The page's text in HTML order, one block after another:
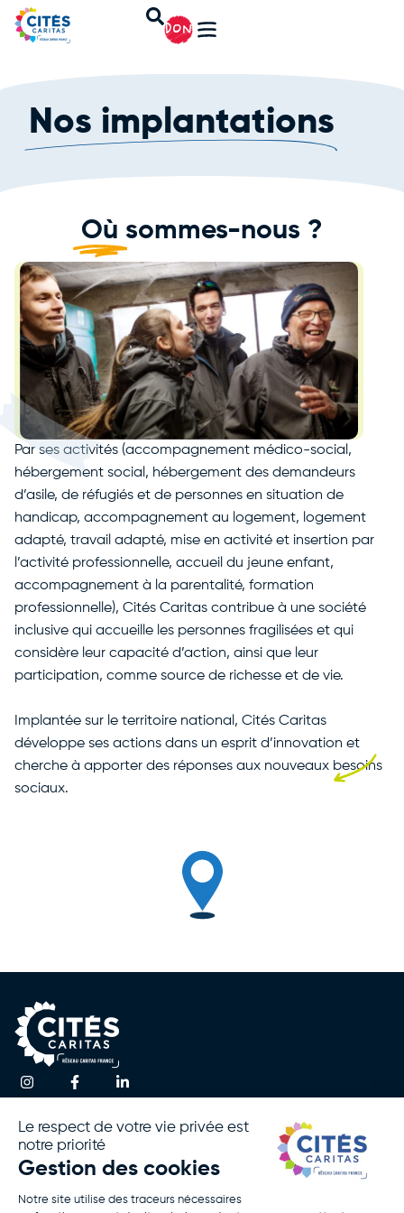
DON
Nos implantations
Où sommes-nous ?
Par ses activités (accompagnement médico-social,
hébergement social, hébergement des demandeurs
d’asile, de réfugiés et de personnes en situation de
handicap, accompagnement au logement, logement
adapté, travail adapté, mise en activité et insertion par
l’activité professionnelle, accueil du jeune enfant,
accompagnement à la parentalité, formation
professionnelle), Cités Caritas contribue à une société
inclusive qui accueille les personnes fragilisées et qui
considère leur capacité d’action, ainsi que leur
participation, comme source de richesse et de vie.
Implantée sur le territoire national, Cités Caritas
développe ses actions dans un esprit d’innovation et
cherche à apporter des réponses aux nouveaux besoins
sociaux.
Notre
Association
Activités
Presse
D’activité
Contactez-nous
!